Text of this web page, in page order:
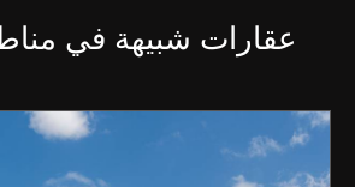
عقارات شبيهة في